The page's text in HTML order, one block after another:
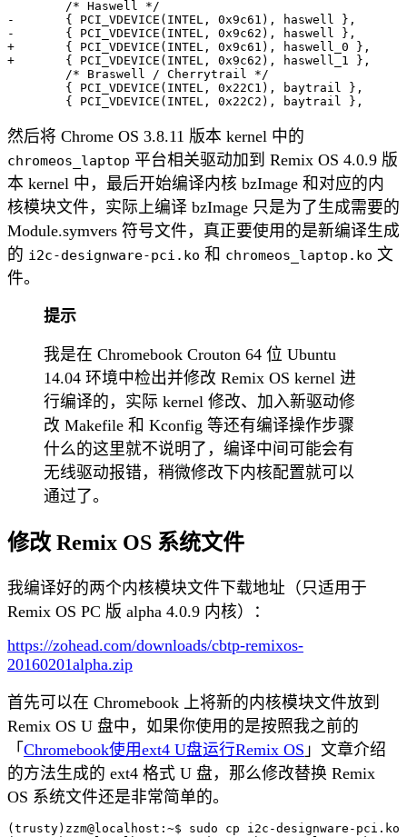
-	{ PCI_VDEVICE(INTEL, 0x9c61), haswell },
-	{ PCI_VDEVICE(INTEL, 0x9c62), haswell },
+	{ PCI_VDEVICE(INTEL, 0x9c61), haswell_0 },
+	{ PCI_VDEVICE(INTEL, 0x9c62), haswell_1 },
然后将 Chrome OS 3.8.11 版本 kernel 中的
chromeos_laptop 平台相关驱动加到 Remix OS 4.0.9 版
本 kernel 中，最后开始编译内核 bzImage 和对应的内
核模块文件，实际上编译 bzImage 只是为了生成需要的
Module.symvers 符号文件，真正要使用的是新编译生成
的 i2c-designware-pci.ko 和 chromeos_laptop.ko 文
件。
提示
我是在 Chromebook Crouton 64 位 Ubuntu
14.04 环境中检出并修改 Remix OS kernel 进
行编译的，实际 kernel 修改、加入新驱动修
改 Makefile 和 Kconfig 等还有编译操作步骤
什么的这里就不说明了，编译中间可能会有
无线驱动报错，稍微修改下内核配置就可以
通过了。
修改 Remix OS 系统文件
我编译好的两个内核模块文件下载地址（只适用于
Remix OS PC 版 alpha 4.0.9 内核）：
https://zohead.com/downloads/cbtp-remixos-
20160201alpha.zip
首先可以在 Chromebook 上将新的内核模块文件放到
Remix OS U 盘中，如果你使用的是按照我之前的
「 Chromebook使用ext4 U盘运行Remix OS 」文章介绍
的方法生成的 ext4 格式 U 盘，那么修改替换 Remix
OS 系统文件还是非常简单的。
(trusty)zzm@localhost:~$ sudo cp i2c-designware-